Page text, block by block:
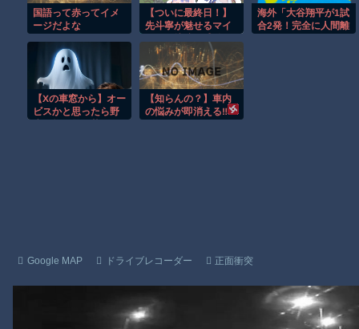
【画像】十二支合体！！ところでその前足、猫じゃね？
【動画】逃げる判断はやっ！埼玉でスマホ運転のプリウスに当て
【動画】よく助けられたな。岐阜の川で外国人が溺れてしまう事
渡邊渚さん「私がPTSDと診断された当時、世間はまだPTSDと
国語って赤ってイメ
ージだよな
【ついに最終日！】
先斗寧が魅せるマイ
フィナーレ！
海外「大谷翔平が1試
合2発！完全に人間離
【Xの車窓から】オー
ビスかと思ったら野
【知らんの？】車内
の悩みが即消える‼
Google MAP ドライブレコーダー 正面衝突